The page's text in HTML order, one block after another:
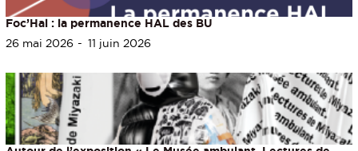
Foc’Hal : la permanence HAL des BU
26 mai 2026
11 juin 2026